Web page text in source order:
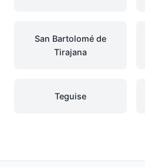
San Bartolomé de
Tirajana
Teguise